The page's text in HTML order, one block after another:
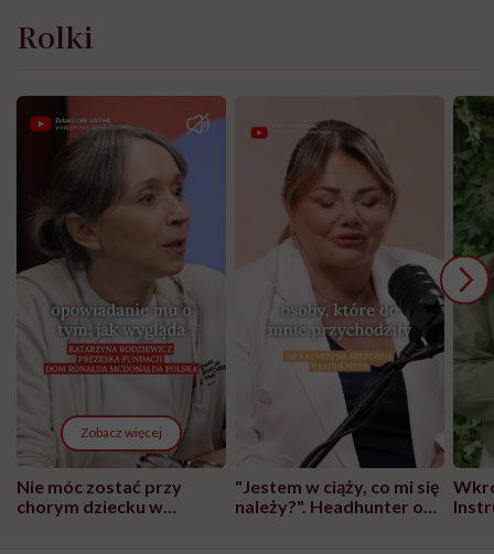
Rolki
Zobacz więcej
Nie móc zostać przy
chorym dziecku w
"Jestem w ciąży, co mi się
należy?". Headhunter o